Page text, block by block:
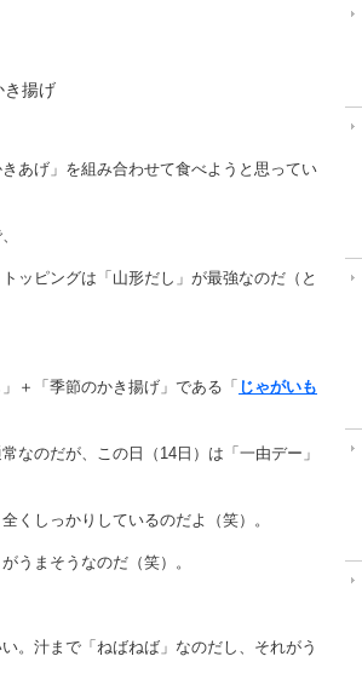
き揚げ
きあげ」を組み合わせて食べようと思ってい
ッピングは「山形だし」が最強なのだ（と
＋「季節のかき揚げ」である「 じゃがいも
なのだが、この日（14日）は「一由デー」
くしっかりしているのだよ（笑）。
うまそうなのだ（笑）。
。汁まで「ねばねば」なのだし、それがう